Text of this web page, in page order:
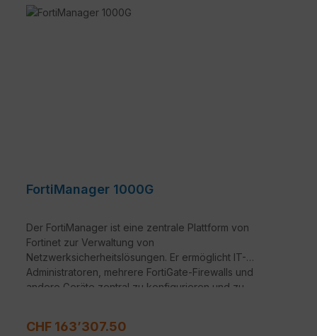
FortiManager 1000G
Der FortiManager ist eine zentrale Plattform von
Fortinet zur Verwaltung von
Netzwerksicherheitslösungen. Er ermöglicht IT-
Administratoren, mehrere FortiGate-Firewalls und
andere Geräte zentral zu konfigurieren und zu
Regulärer Preis:
CHF 163’307.50